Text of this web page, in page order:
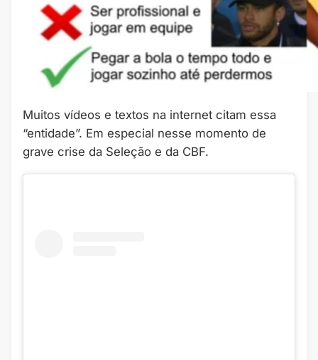
Muitos vídeos e textos na internet citam essa
“entidade”. Em especial nesse momento de
grave crise da Seleção e da CBF.